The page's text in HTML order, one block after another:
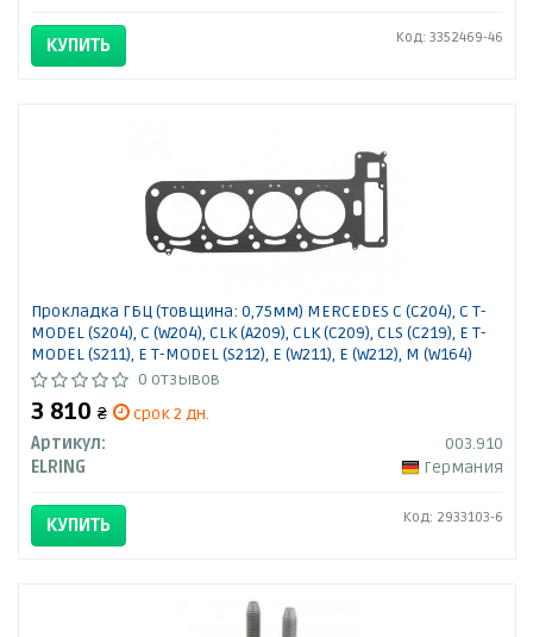
КУПИТЬ Код: 3352469-46
Прокладка ГБЦ (товщина: 0,75мм) MERCEDES C (C204), C T-
MODEL (S204), C (W204), CLK (A209), CLK (C209), CLS (C219), E T-
MODEL (S211), E T-MODEL (S212), E (W211), E (W212), M (W164)
6.2/6.3 01.06- 0 отзывов
3 810 ₴
срок 2 дн.
Артикул:
003.910
ELRING
Германия
КУПИТЬ Код: 2933103-6